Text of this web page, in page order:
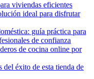
viviendas eficientes
ideal para disfrutar
guía práctica para
de confianza
de cocina online por
éxito de esta tienda de